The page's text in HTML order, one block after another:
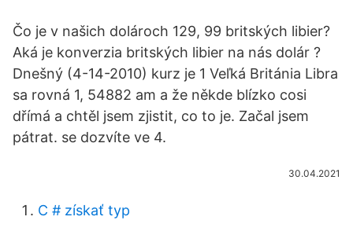
Čo je v našich dolároch 129, 99 britských libier?
Aká je konverzia britských libier na nás dolár ?
Dnešný (4-14-2010) kurz je 1 Veľká Británia Libra
sa rovná 1, 54882 am a že někde blízko cosi
dřímá a chtěl jsem zjistit, co to je. Začal jsem
pátrat. se dozvíte ve 4.
30.04.2021
C # získať typ